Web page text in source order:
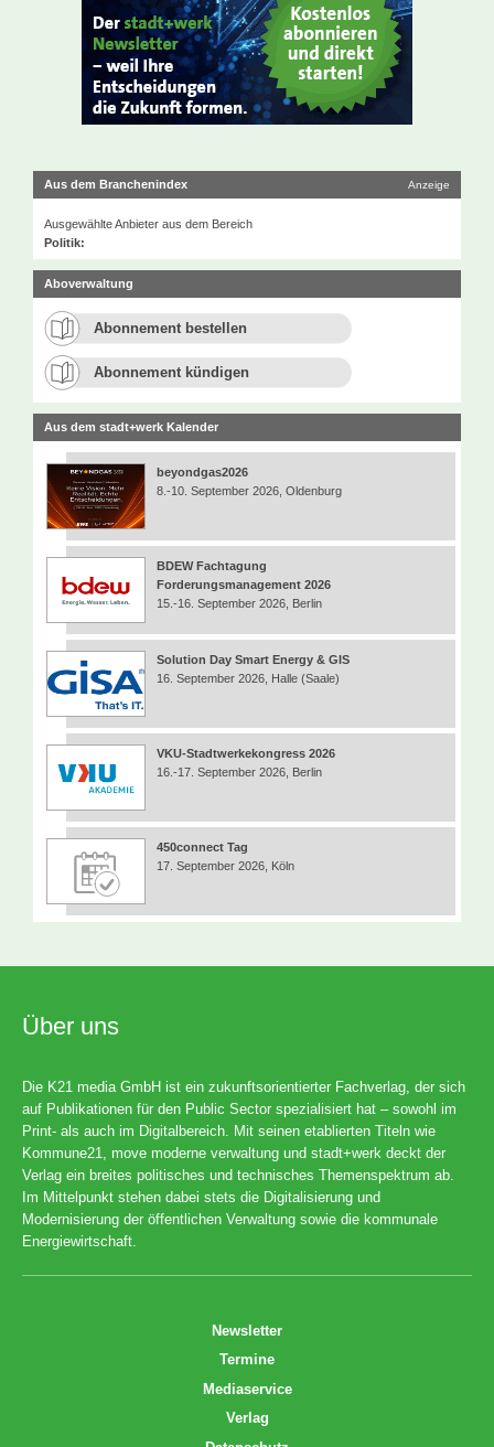
Aus dem Branchenindex Anzeige
Ausgewählte Anbieter aus dem Bereich
Politik:
Aboverwaltung
Abonnement bestellen
Abonnement kündigen
Aus dem stadt+werk Kalender
beyondgas2026
8.-10. September 2026, Oldenburg
BDEW Fachtagung
Forderungsmanagement 2026
15.-16. September 2026, Berlin
Solution Day Smart Energy & GIS
16. September 2026, Halle (Saale)
VKU-Stadtwerkekongress 2026
16.-17. September 2026, Berlin
450connect Tag
17. September 2026, Köln
Über uns
Die K21 media GmbH ist ein zukunftsorientierter Fachverlag, der sich
auf Publikationen für den Public Sector spezialisiert hat – sowohl im
Print- als auch im Digitalbereich. Mit seinen etablierten Titeln wie
Kommune21, move moderne verwaltung und stadt+werk deckt der
Verlag ein breites politisches und technisches Themenspektrum ab.
Im Mittelpunkt stehen dabei stets die Digitalisierung und
Modernisierung der öffentlichen Verwaltung sowie die kommunale
Energiewirtschaft.
Newsletter
Termine
Mediaservice
Verlag